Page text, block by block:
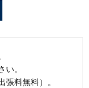
い。
張料無料）。